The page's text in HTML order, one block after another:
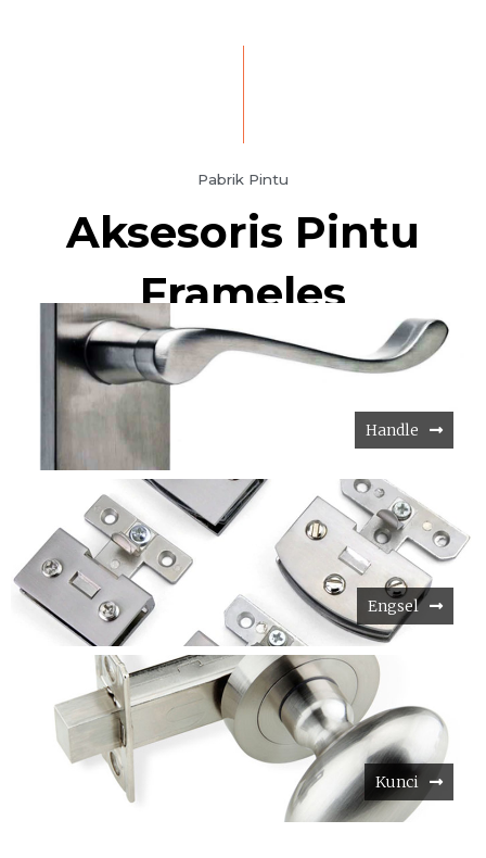
Pabrik Pintu
Aksesoris Pintu
Frameles
Handle
Engsel
Kunci